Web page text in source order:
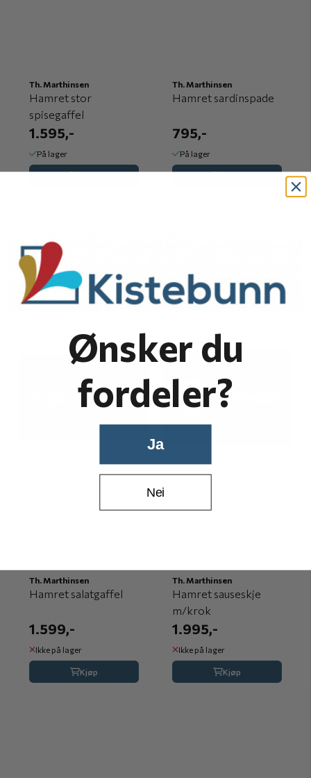
Th. Marthinsen
Hamret stor
spisegaffel
1.595,-
På lager
Th. Marthinsen
Hamret sardinspade
795,-
På lager
Th. Marthinsen
Hamret salatgaffel
1.599,-
Ikke på lager
Kjøp
Th. Marthinsen
Hamret sauseskje
m/krok
1.995,-
Ikke på lager
Kjøp
Ønsker du
fordeler?
Ja
Nei